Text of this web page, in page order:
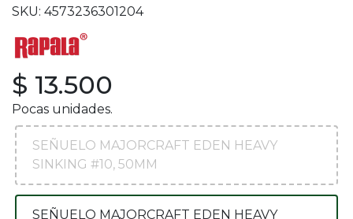
SKU: 4573236301204
$ 13.500
Pocas unidades.
SEÑUELO MAJORCRAFT EDEN HEAVY
SINKING #10, 50MM
SEÑUELO MAJORCRAFT EDEN HEAVY